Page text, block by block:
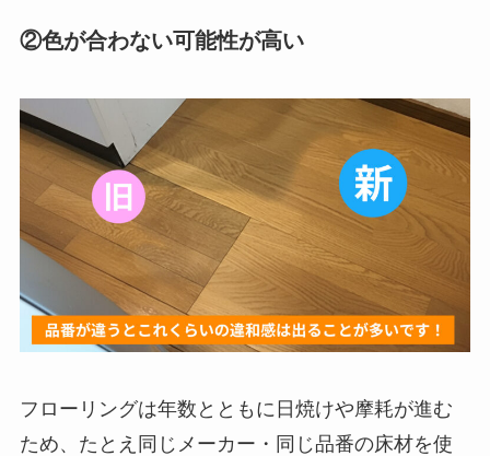
②色が合わない可能性が高い
フローリングは年数とともに日焼けや摩耗が進む
ため、たとえ同じメーカー・同じ品番の床材を使